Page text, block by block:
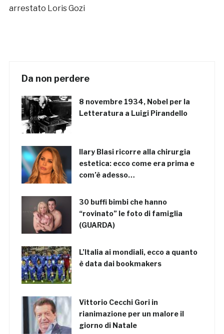
arrestato Loris Gozi
Da non perdere
8 novembre 1934, Nobel per la
Letteratura a Luigi Pirandello
Ilary Blasi ricorre alla chirurgia
estetica: ecco come era prima e
com’è adesso…
30 buffi bimbi che hanno
“rovinato” le foto di famiglia
(GUARDA)
L’Italia ai mondiali, ecco a quanto
è data dai bookmakers
Vittorio Cecchi Gori in
rianimazione per un malore il
giorno di Natale